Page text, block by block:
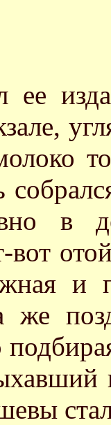
ее
в
и
же